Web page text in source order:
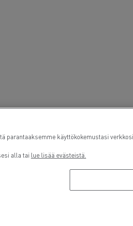
parantaaksemme käyttökokemustasi
alla tai lue lisää evästeistä.